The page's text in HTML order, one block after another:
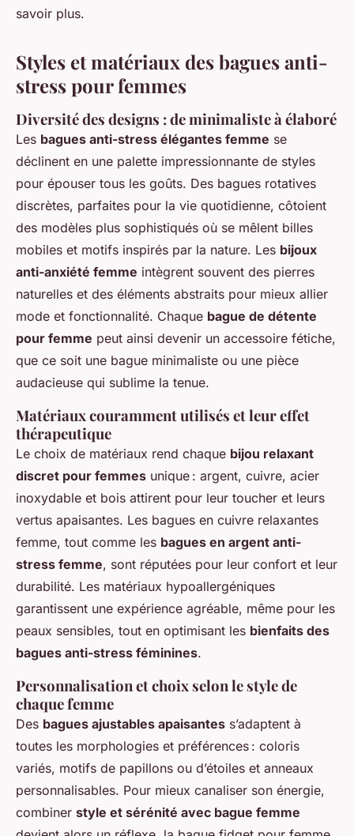
savoir plus.
Styles et matériaux des bagues anti-
stress pour femmes
Diversité des designs : de minimaliste à élaboré
Les bagues anti-stress élégantes femme se
déclinent en une palette impressionnante de styles
pour épouser tous les goûts. Des bagues rotatives
discrètes, parfaites pour la vie quotidienne, côtoient
des modèles plus sophistiqués où se mêlent billes
mobiles et motifs inspirés par la nature. Les bijoux
anti-anxiété femme intègrent souvent des pierres
naturelles et des éléments abstraits pour mieux allier
mode et fonctionnalité. Chaque bague de détente
pour femme peut ainsi devenir un accessoire fétiche,
que ce soit une bague minimaliste ou une pièce
audacieuse qui sublime la tenue.
Matériaux couramment utilisés et leur effet
thérapeutique
Le choix de matériaux rend chaque bijou relaxant
discret pour femmes unique : argent, cuivre, acier
inoxydable et bois attirent pour leur toucher et leurs
vertus apaisantes. Les bagues en cuivre relaxantes
femme, tout comme les bagues en argent anti-
stress femme, sont réputées pour leur confort et leur
durabilité. Les matériaux hypoallergéniques
garantissent une expérience agréable, même pour les
peaux sensibles, tout en optimisant les bienfaits des
bagues anti-stress féminines.
Personnalisation et choix selon le style de
chaque femme
Des bagues ajustables apaisantes s’adaptent à
toutes les morphologies et préférences : coloris
variés, motifs de papillons ou d’étoiles et anneaux
personnalisables. Pour mieux canaliser son énergie,
combiner style et sérénité avec bague femme